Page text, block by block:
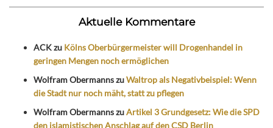
Aktuelle Kommentare
ACKzu Kölns Oberbürgermeister will Drogenhandel in
geringen Mengen noch ermöglichen
Wolfram ObermannszuWaltrop als Negativbeispiel: Wenn
die Stadt nur noch mäht, statt zu pflegen
Wolfram ObermannszuArtikel 3 Grundgesetz: Wie die SPD
den islamistischen Anschlag auf den CSD Berlin